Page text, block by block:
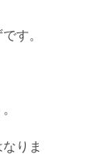
す。
りま